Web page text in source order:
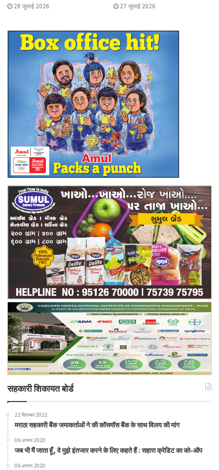
28 जुलाई 2026 27 जुलाई 2026
सहकारी शिकायत बोर्ड
22 सितम्बर 2022
मराठा सहकारी बैंक जमाकर्ताओं ने की कॉसमॉस बैंक के साथ विलय की मांग
06 अगस्त 2020
जब भी मैं जाता हूँ, वे मुझे इंतजार करने के लिए कहते हैं : सहारा क्रेडिट का को-ऑप
06 अगस्त 2020